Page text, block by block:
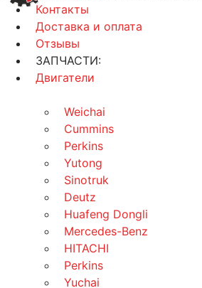
Контакты
Доставка и оплата
Отзывы
ЗАПЧАСТИ:
Двигатели
Weichai
Cummins
Perkins
Yutong
Sinotruk
Deutz
Huafeng Dongli
Mercedes-Benz
HITACHI
Perkins
Yuchai